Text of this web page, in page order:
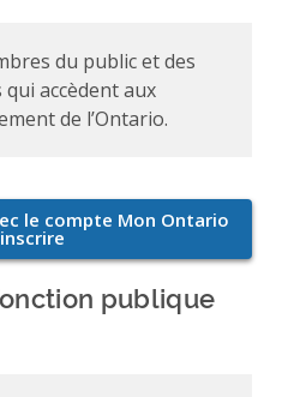
du public et des
accèdent aux
de l’Ontario.
publique